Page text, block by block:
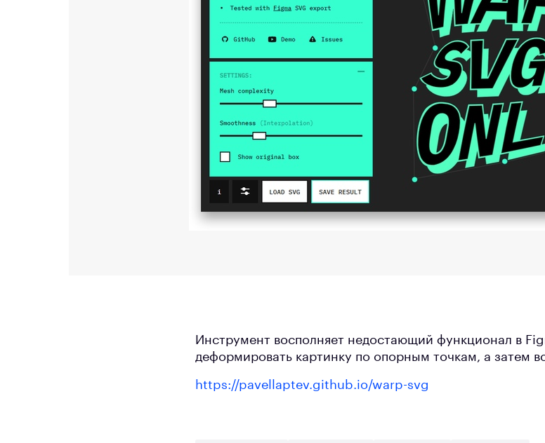
Инструмент восполняет недостающий функционал в
деформировать картинку по опорным точкам, а затем
https://pavellaptev.github.io/warp-svg